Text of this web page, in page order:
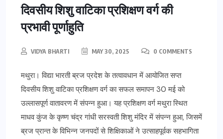
दिवसीय शिशु वाटिका प्रशिक्षण वर्ग की
प्रभावी पूर्णाहुति
VIDYA BHARTI MAY 30, 2025 0 COMMENTS
मथुरा। विद्या भारती ब्रज प्रदेश के तत्वावधान में आयोजित सप्त
दिवसीय शिशु वाटिका प्रशिक्षण वर्ग का सफल समापन 30 मई को
उल्लासपूर्ण वातावरण में संपन्न हुआ। यह प्रशिक्षण वर्ग मथुरा स्थित
माधव कुंज के कृष्ण चंद्र गांधी सरस्वती शिशु मंदिर में संपन्न हुआ, जिसमें
ब्रज प्रान्त के विभिन्न जनपदों से शिक्षिकाओं ने उत्साहपूर्वक सहभागिता